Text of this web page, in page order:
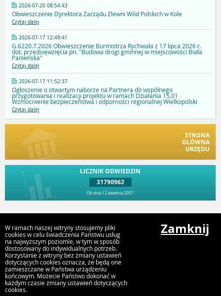
2026-07-20 08:54:43
Obwieszczenie Dyrektora Zarządu Zlewni Wód Polskich w Kole
Czytaj dalej
2026-07-17 12:49:41
G.6220.7.2026 Obwieszczenie Burmistrza Rychwała z 17 lipca 2026 r.
dot. przedsięwzięcia pn. "Budowa drogi gminnej w miejscowości Biała
Panieńska"
Czytaj dalej
2026-07-17 11:52:37
Ogłoszenie o otwartym naborze na Partnera do wspólnego
przygotowania i realizacji projektu w ramach Działania 15.01
Wzmocnienie bezpieczeństwa i odporności regionalnej Wielkopolski
Czytaj dalej
STRONA
GŁÓWNA
URZĘDU
LICZNIK ODWIEDZIN
31790962
Od dnia 12 kwietnia 2007
Urząd Gminy i Miasta Rychwał
Plac Wolności 16, 62-570 Rychwał
W ramach naszej witryny stosujemy pliki
cookies w celu świadczenia Państwu usług
na najwyższym poziomie, w tym w sposób
dostosowany do indywidualnych potrzeb.
Korzystanie z witryny bez zmiany ustawień
dotyczących cookies oznacza, że będą one
zamieszczane w Państwa urządzeniu
końcowym. Możecie Państwo dokonać w
każdym czasie zmiany ustawień dotyczących
cookies.
Zamknij